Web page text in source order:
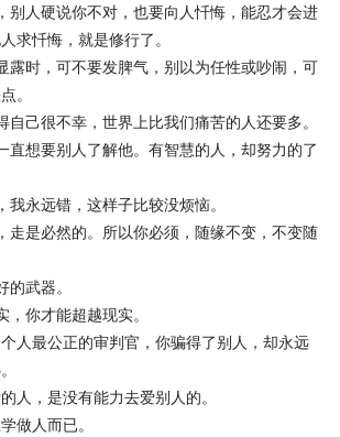
别人硬说你不对，也要向人忏悔，能忍才会进
求忏悔，就是修行了。
露时，可不要发脾气，别以为任性或吵闹，可
。
自己很不幸，世界上比我们痛苦的人还要多。
直想要别人了解他。有智慧的人，却努力的了
永远错，这样子比较没烦恼。
走是必然的。所以你必须，随缘不变，不变随
武器。
你才能超越现实。
人最公正的审判官，你骗得了别人，却永远
人，是没有能力去爱别人的。
做人而已。